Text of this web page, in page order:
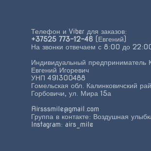
Телефон и Viber для заказов:
+37525 773-12-46 (Евгений)
На звонки отвечаем с 8:00 до
Индивидуальный предприниматель
Евгений Игоревич
УНП 491300488
Гомельская обл. Калинковичский
Горбовичи, ул. Мира 15а
Airsssmile@gmail.com
Группа в контакте: Воздушная
Instagram: airs_mile